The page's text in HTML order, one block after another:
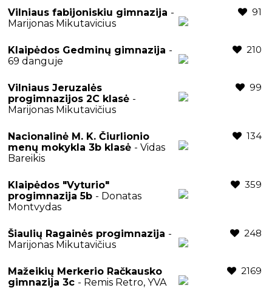
Vilniaus fabijoniskiu gimnazija -
Marijonas Mikutavicius
91
Klaipėdos Gedminų gimnazija -
69 danguje
210
Vilniaus Jeruzalės
progimnazijos 2C klasė -
Marijonas Mikutavičius
99
Nacionalinė M. K. Čiurlionio
menų mokykla 3b klasė - Vidas
Bareikis
134
Klaipėdos "Vyturio"
progimnazija 5b - Donatas
Montvydas
359
Šiaulių Ragainės progimnazija -
Marijonas Mikutavičius
248
Mažeikių Merkerio Račkausko
gimnazija 3c - Remis Retro, YVA
2169